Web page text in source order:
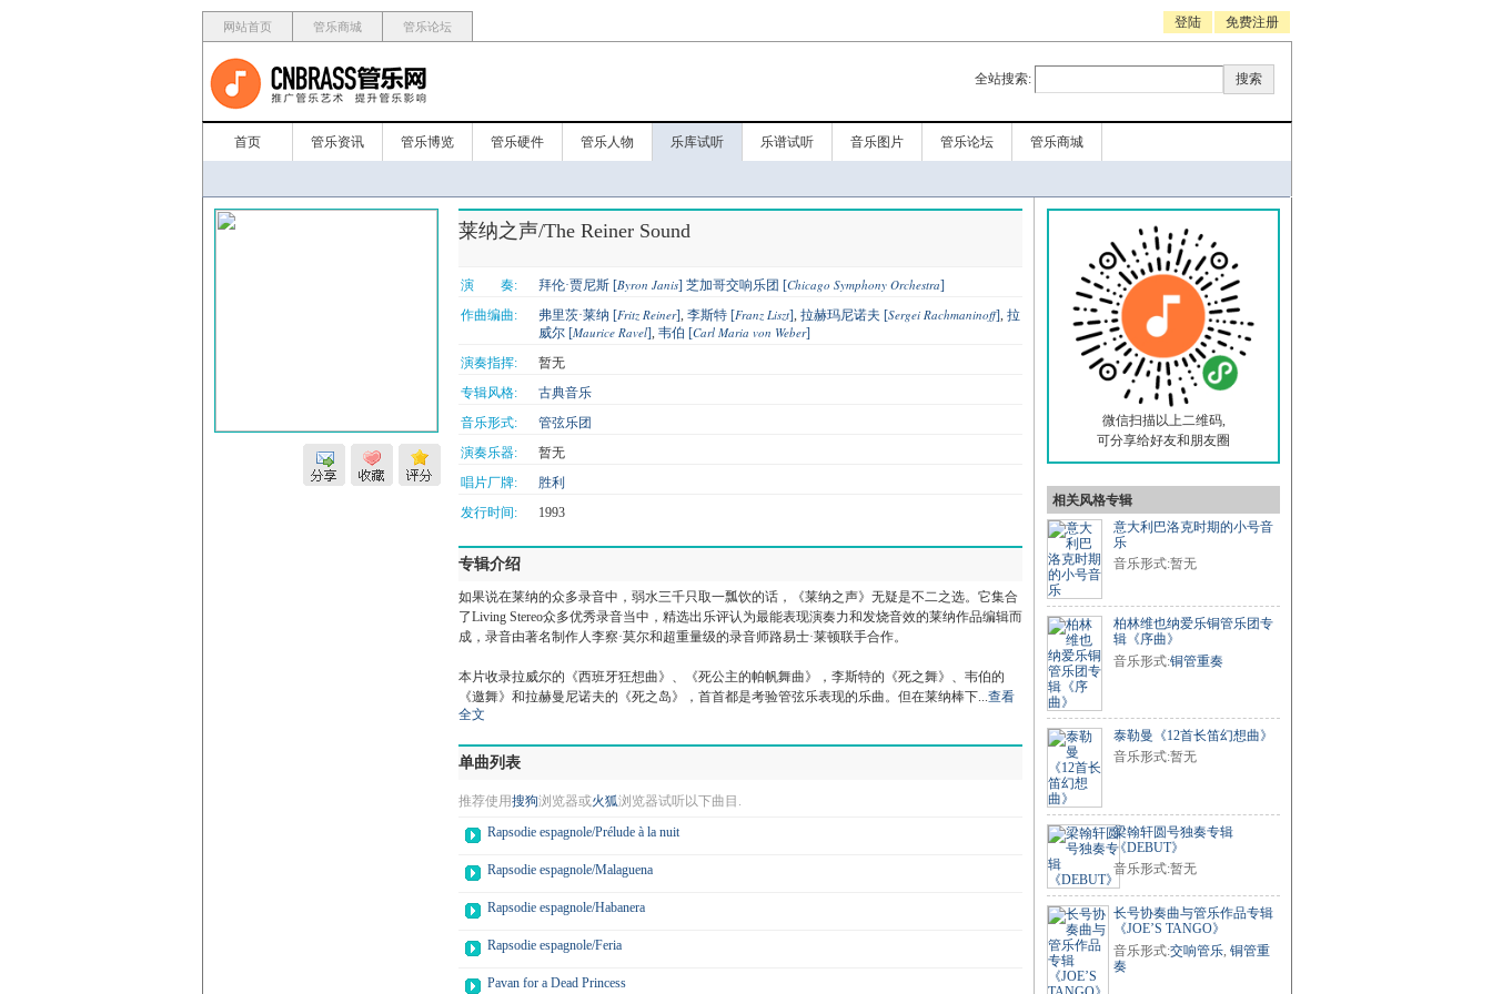
网站首页 管乐商城 管乐论坛 登陆 免费注册
全站搜索:
首页 管乐资讯 管乐博览 管乐硬件 管乐人物 乐库试听 乐谱试听 音乐图片 管乐论坛 管乐商城
莱纳之声/The Reiner Sound
演 奏: 拜伦·贾尼斯 [Byron Janis] 芝加哥交响乐团 [Chicago Symphony Orchestra]
作曲编曲:
弗里茨·莱纳 [Fritz Reiner], 李斯特 [Franz Liszt], 拉赫玛尼诺夫 [Sergei Rachmaninoff], 拉
威尔 [Maurice Ravel], 韦伯 [Carl Maria von Weber]
演奏指挥:
暂无
专辑风格:
古典音乐
音乐形式:
管弦乐团
演奏乐器:
暂无
唱片厂牌:
胜利
发行时间:
1993
专辑介绍
如果说在莱纳的众多录音中，弱水三千只取一瓢饮的话，《莱纳之声》无疑是不二之选。它集合
了Living Stereo众多优秀录音当中，精选出乐评认为最能表现演奏力和发烧音效的莱纳作品编辑而
成，录音由著名制作人李察·莫尔和超重量级的录音师路易士·莱顿联手合作。
本片收录拉威尔的《西班牙狂想曲》、《死公主的帕帆舞曲》，李斯特的《死之舞》、韦伯的
《邀舞》和拉赫曼尼诺夫的《死之岛》，首首都是考验管弦乐表现的乐曲。但在莱纳棒下...查看
全文
单曲列表
推荐使用搜狗浏览器或火狐浏览器试听以下曲目.
Rapsodie espagnole/Prélude à la nuit
Rapsodie espagnole/Malaguena
Rapsodie espagnole/Habanera
Rapsodie espagnole/Feria
Pavan for a Dead Princess
微信扫描以上二维码,
可分享给好友和朋友圈
相关风格专辑
意大利巴洛克时期的小号音
乐
音乐形式:暂无
柏林维也纳爱乐铜管乐团专
辑《序曲》
音乐形式:铜管重奏
泰勒曼《12首长笛幻想曲》
音乐形式:暂无
梁翰轩圆号独奏专辑
《DEBUT》
音乐形式:暂无
长号协奏曲与管乐作品专辑
《JOE’S TANGO》
音乐形式:交响管乐, 铜管重
奏